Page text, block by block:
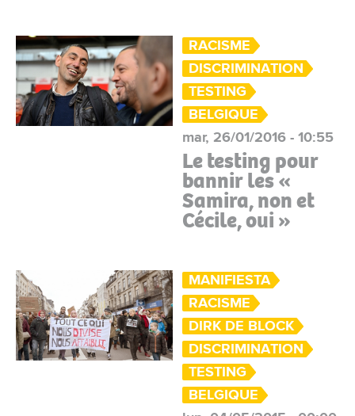
RACISME
DISCRIMINATION
TESTING
BELGIQUE
mar, 26/01/2016 - 10:55
Le testing pour
bannir les «
Samira, non et
Cécile, oui »
MANIFIESTA
RACISME
DIRK DE BLOCK
DISCRIMINATION
TESTING
BELGIQUE